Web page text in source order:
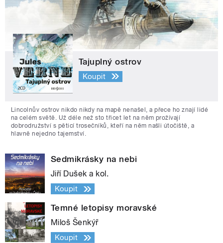
Tajuplný ostrov
Koupit
Lincolnův ostrov nikdo nikdy na mapě nenašel, a přece ho znají lidé
na celém světě. Už déle než sto třicet let na něm prožívají
dobrodružství s pěticí trosečníků, kteří na něm našli útočiště, a
hlavně nejedno tajemství.
Sedmikrásky na nebi
Jiří Dušek a kol.
Koupit
Temné letopisy moravské
Miloš Šenkýř
Koupit